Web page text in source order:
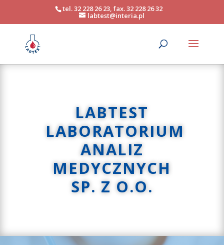
tel. 32 228 26 23, fax. 32 228 26 32
labtest@interia.pl
LABTEST
LABORATORIUM
ANALIZ
MEDYCZNYCH
SP. Z O.O.